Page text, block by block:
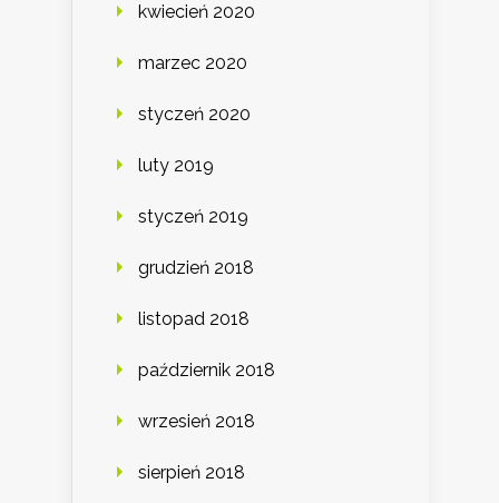
kwiecień 2020
marzec 2020
styczeń 2020
luty 2019
styczeń 2019
grudzień 2018
listopad 2018
październik 2018
wrzesień 2018
sierpień 2018